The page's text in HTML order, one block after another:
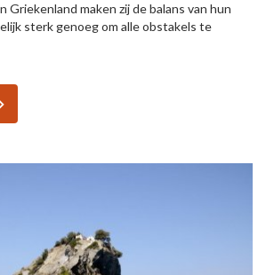
Griekenland maken zij de balans van hun
sterk genoeg om alle obstakels te